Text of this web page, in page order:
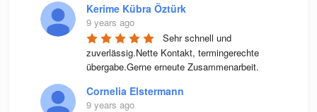
Kerime Kübra Öztürk
9 years ago
Sehr schnell und
zuverlässig.Nette Kontakt, termingerechte
übergabe.Gerne erneute Zusammenarbeit.
Cornelia Elstermann
9 years ago